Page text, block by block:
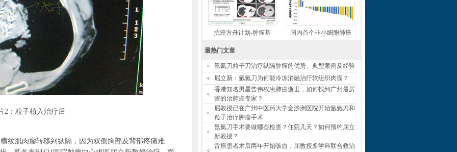
2：粒子植入治疗后
肌肉瘤转移到纵隔，因为双侧胸部及背部疼痛难
抗癌方舟计划-肿瘤基 国内首个非小细胞肺癌
最热门文章
氩氦刀粒子刀治疗纵隔肿瘤的优势、典型案例及经验
屈立新：氩氦刀为何能冷冻消融治疗软组织肉瘤？
香港知名男星曾伟权患肺癌逝世，如何找到广州最厉
害的治肺癌专家？
屈教授已在广州中医药大学金沙洲医院开始氩氦刀和
粒子治疗肿瘤手术
氩氦刀手术要做哪些检查？住院几天？如何预约屈立
新教授？
舌癌患者术后两年开始咳血，屈教授多学科联合救治